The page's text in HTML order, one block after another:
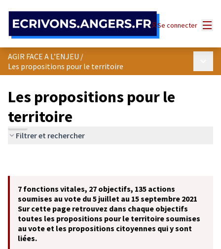
Se connecter
AGIR FACE A L’ENJEU /
Les propositions pour le territoire
Les propositions pour le
territoire
Filtrer et rechercher
7 fonctions vitales, 27 objectifs, 135 actions
soumises au vote du 5 juillet au 15 septembre 2021
Sur cette page retrouvez dans chaque objectifs
toutes les propositions pour le territoire soumises
au vote et les propositions citoyennes qui y sont
liées.